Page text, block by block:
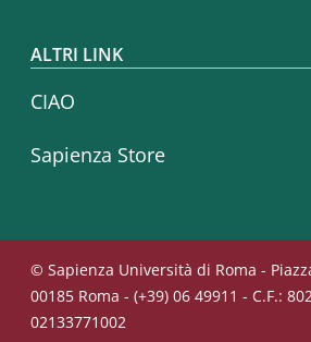
ALTRI LINK
CIAO
Sapienza Store
© Sapienza Università di Roma -
00185 Roma - (+39) 06 49911 - C.F.:
02133771002